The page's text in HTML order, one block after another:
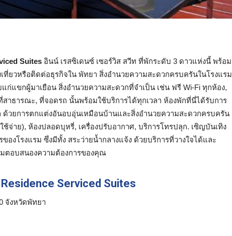
Suites อินน์ เรสซิเดนซ์ เซอร์วิส สวีท ที่พักระดับ 3 ดาวแห่งนี้ พร้อม
ยวหรือติดต่อธุรกิจใน พัทยา สิ่งอำนวยความสะดวกครบครันในโรงแรม
แขกผู้มาเยือน สิ่งอำนวยความสะดวกที่จำเป็น เช่น ฟรี Wi-Fi ทุกห้อง,
าธารณะ, ที่จอดรถ นั้นพร้อมใช้บริการได้ทุกเวลา ห้องพักที่นี่ได้รับการ
วยการตกแต่งอันอบอุ่นเหมือนบ้านและสิ่งอำนวยความสะดวกครบครัน
จ่าย), ห้องปลอดบุหรี่, เครื่องปรับอากาศ, บริการโทรปลุก. เซิญบันเทิง
องโรงแรม ซึ่งมีทั้ง สระว่ายน้ำกลางแจ้ง ด้วยบริการที่วางใจได้และ
ตอบสนองความต้องการของคุณ
Serviced Suites
จังหวัดพัทยา